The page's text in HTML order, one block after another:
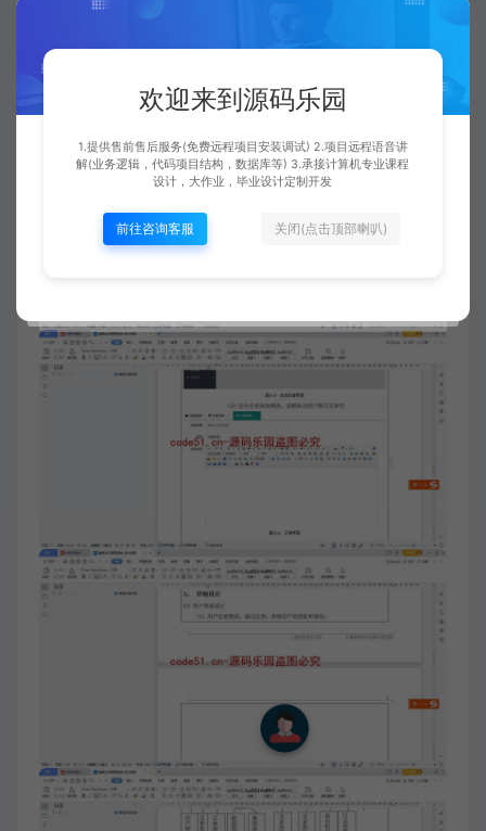
欢迎来到源码乐园
1.提供售前售后服务(免费远程项目安装调试) 2.项目远程语音讲
解(业务逻辑，代码项目结构，数据库等) 3.承接计算机专业课程
设计，大作业，毕业设计定制开发
前往咨询客服 关闭(点击顶部喇叭)